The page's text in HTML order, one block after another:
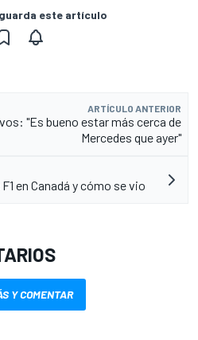
este artículo
ARTÍCULO ANTERIOR
"Es bueno estar más cerca de
Mercedes que ayer"
en Canadá y cómo se vio
Y COMENTAR